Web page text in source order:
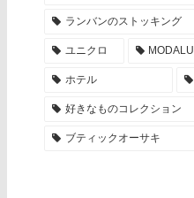
ランバンのストッキング
ユニクロ MODALU
ホテル
好きなものコレクション
ブティックオーサキ